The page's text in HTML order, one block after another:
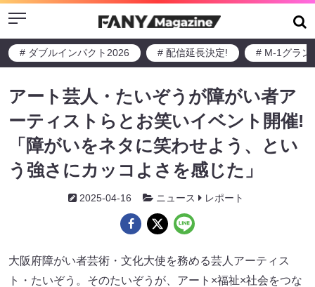
Menu
# ダブルインパクト2026 # 配信延長決定! # M-1グラン
アート芸人・たいぞうが障がい者ア
ーティストらとお笑いイベント開催!
「障がいをネタに笑わせよう、とい
う強さにカッコよさを感じた」
2025-04-16 ニュース レポート
大阪府障がい者芸術・文化大使を務める芸人アーティス
ト・たいぞう。そのたいぞうが、アート×福祉×社会をつな